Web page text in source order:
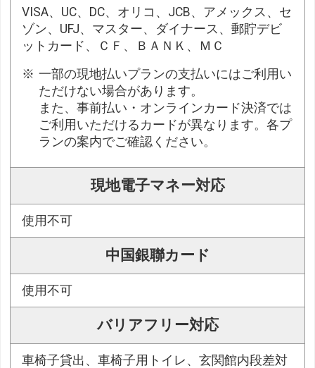
VISA、UC、DC、オリコ、JCB、アメックス、セ
ゾン、UFJ、マスター、ダイナース、郵貯デビ
ットカード、ＣＦ、ＢＡＮＫ、ＭＣ
一部の現地払いプランの支払いにはご利用い
ただけない場合があります。
また、事前払い・オンラインカード決済では
ご利用いただけるカードが異なります。各プ
ランの案内でご確認ください。
現地電子マネー対応
使用不可
中国銀聯カード
使用不可
バリアフリー対応
車椅子貸出、車椅子用トイレ、玄関館内段差対